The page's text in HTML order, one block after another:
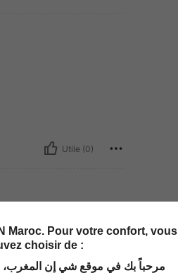
Utile (0)
Maroc. Pour votre confort, vous
choisir de :
مرحباً بك في موقع شي إن المغرب،